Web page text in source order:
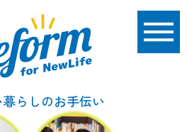
らしのお手伝い